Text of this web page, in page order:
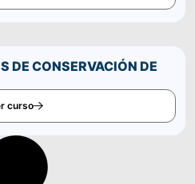
DE CONSERVACIÓN DE
curso